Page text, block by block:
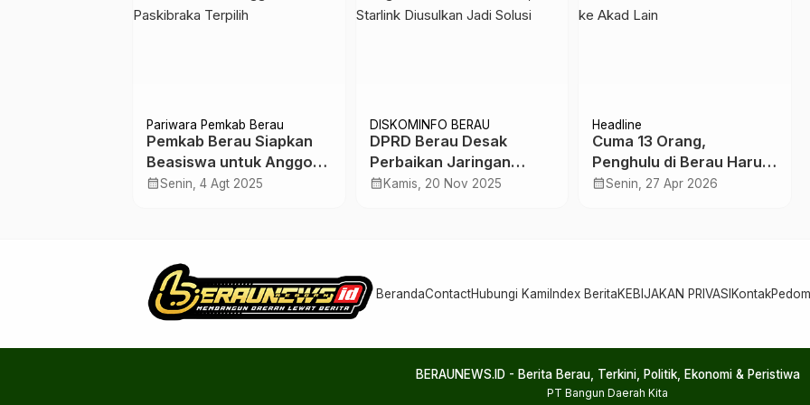
Pariwara Pemkab Berau
Pemkab Berau Siapkan
Beasiswa untuk Anggota
Paskibraka Terpilih
calendar_monthSenin, 4 Agt 2025
DISKOMINFO BERAU
‎DPRD Berau Desak
Perbaikan Jaringan
Internet di Maratua,
calendar_month Kamis, 20 Nov 2025
Headline
Cuma 13 Orang,
Penghulu di Berau Harus
“Lari” dari Satu Akad ke
calendar_monthSenin, 27 Apr 2026
BerandaContactHubungi Kami Index BeritaKEBIJAKAN PRIVASI Kontak
BERAUNEWS.ID - Berita Berau, Terkini, Politik, Ekonomi & Peristiwa
PT Bangun Daerah Kita